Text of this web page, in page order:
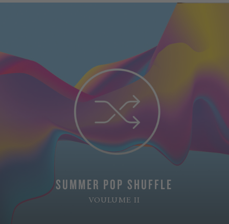
SUMMER POP SHUFFLE
VOULUME II